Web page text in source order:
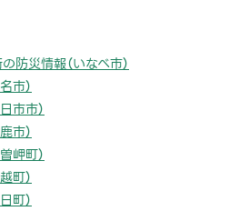
防災情報（いなべ市）
市）
市市）
市）
岬町）
町）
町）